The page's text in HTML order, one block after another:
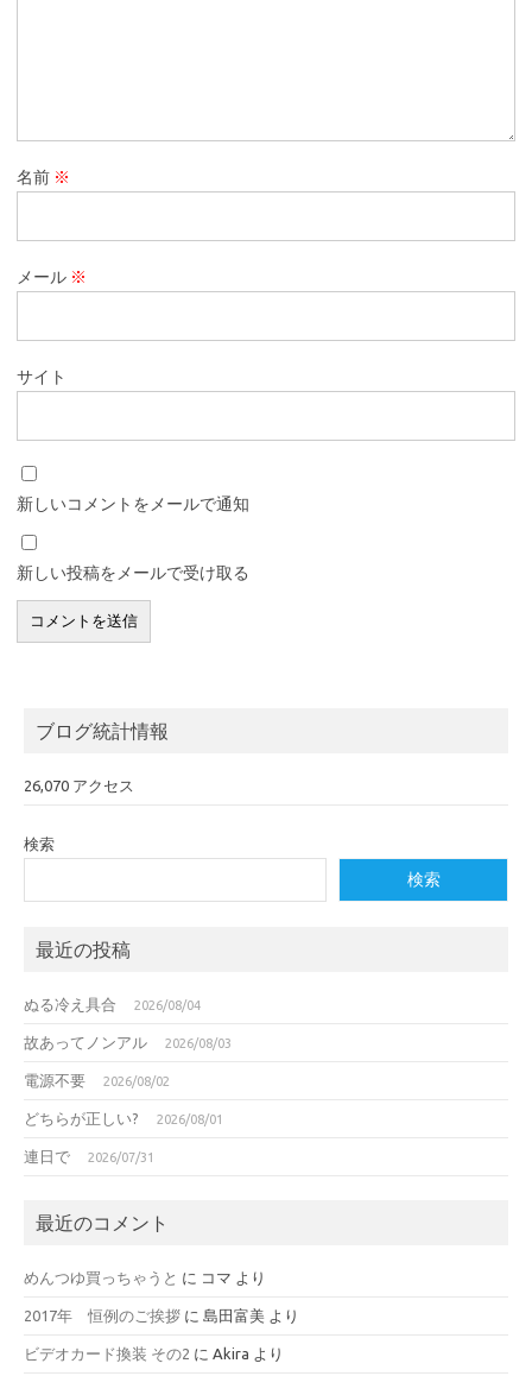
名前 ※
メール ※
サイト
新しいコメントをメールで通知
新しい投稿をメールで受け取る
ブログ統計情報
26,070 アクセス
検索
検索
最近の投稿
ぬる冷え具合 2026/08/04
故あってノンアル 2026/08/03
電源不要 2026/08/02
どちらが正しい? 2026/08/01
連日で 2026/07/31
最近のコメント
めんつゆ買っちゃうと に コマ より
2017年 恒例のご挨拶 に 島田富美 より
ビデオカード換装 その2 に Akira より